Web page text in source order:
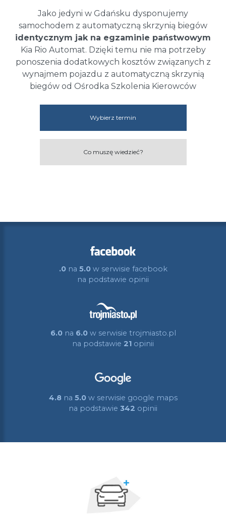
Jako jedyni w Gdańsku dysponujemy
samochodem z automatyczną skrzynią biegów
identycznym jak na egzaminie państwowym
Kia Rio Automat. Dzięki temu nie ma potrzeby
ponoszenia dodatkowych kosztów związanych z
wynajmem pojazdu z automatyczną skrzynią
biegów od Ośrodka Szkolenia Kierowców
Wybierz termin
Co muszę wiedzieć?
.0na 5.0w serwisie facebook
na podstawie opinii
6.0na 6.0w serwisie trojmiasto.pl
na podstawie 21 opinii
4.8 na 5.0w serwisie google maps
na podstawie 342 opinii